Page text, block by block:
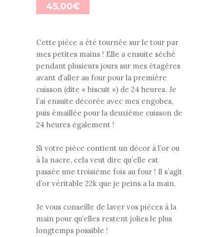
45,00€
Cette pièce a été tournée sur le tour par
mes petites mains ! Elle a ensuite séché
pendant plusieurs jours sur mes étagères
avant d’aller au four pour la première
cuisson (dite « biscuit ») de 24 heures. Je
l’ai ensuite décorée avec mes engobes,
puis émaillée pour la deuxième cuisson de
24 heures également !
Si votre pièce contient un décor à l’or ou
à la nacre, cela veut dire qu’elle est
passée une troisième fois au four ! Il s’agit
d’or véritable 22k que je peins a la main.
Je vous conseille de laver vos pièces à la
main pour qu’elles restent jolies le plus
longtemps possible !